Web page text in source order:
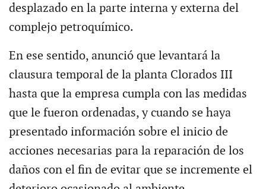
desplazado en la parte interna y externa del
complejo petroquímico.
En ese sentido, anunció que levantará la
clausura temporal de la planta Clorados III
hasta que la empresa cumpla con las medidas
que le fueron ordenadas, y cuando se haya
presentado información sobre el inicio de
acciones necesarias para la reparación de los
daños con el fin de evitar que se incremente el